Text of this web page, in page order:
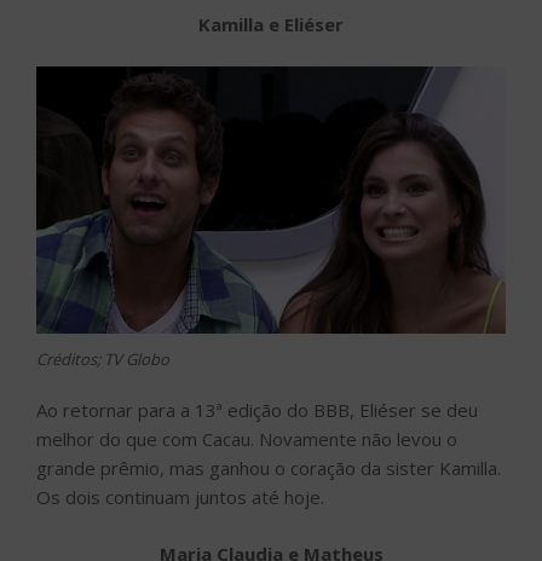
Kamilla e Eliéser
Créditos; TV Globo
Ao retornar para a 13ª edição do BBB, Eliéser se deu
melhor do que com Cacau. Novamente não levou o
grande prêmio, mas ganhou o coração da sister Kamilla.
Os dois continuam juntos até hoje.
Maria Claudia e Matheus